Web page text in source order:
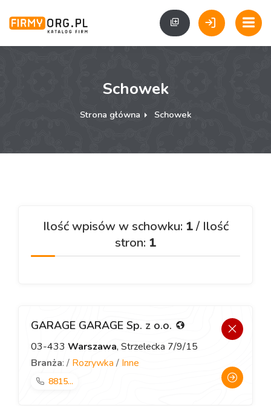
Schowek
Strona główna Schowek
Ilość wpisów w schowku: 1/ Ilość
stron: 1
GARAGE GARAGE Sp. z o.o.
03-433 Warszawa, Strzelecka 7/9/15
Branża: / Rozrywka / Inne
8815...